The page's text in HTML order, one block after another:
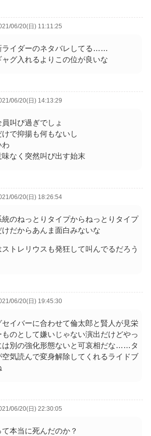
06/20(日) 11:11:25
ライダーのネタバレしてる……
グ入れるよりこの位が良いな
06/20(日) 14:13:29
叫び過ぎでしょ
で抑揚も何もないし
わ
なく突然叫び出す始末
06/20(日) 18:26:54
のねっとりタイプからねっとりタイプ
だからあんま面白みないな
トレリウスも発狂して叫んでるだろう
06/20(日) 19:45:30
イバーに合わせて倫太郎と賢人が見栄
のとして嫌いじゃない演出だけどやっ
は別の強化形態ないと可哀相だな……タ
気読んで変身解除してくれるライドブ
06/20(日) 22:30:05
本当に死んだのか？